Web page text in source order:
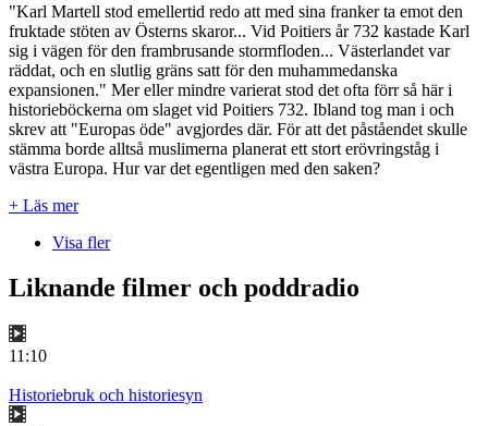
"Karl Martell stod emellertid redo att med sina franker ta emot den
fruktade stöten av Österns skaror... Vid Poitiers år 732 kastade Karl
sig i vägen för den frambrusande stormfloden... Västerlandet var
räddat, och en slutlig gräns satt för den muhammedanska
expansionen." Mer eller mindre varierat stod det ofta förr så här i
historieböckerna om slaget vid Poitiers 732. Ibland tog man i och
skrev att "Europas öde" avgjordes där. För att det påståendet skulle
stämma borde alltså muslimerna planerat ett stort erövringståg i
västra Europa. Hur var det egentligen med den saken?
+ Läs mer
Visa fler
Liknande filmer och poddradio
11:10
Historiebruk och historiesyn